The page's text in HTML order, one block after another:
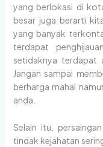
yang berlokasi di
besar juga berarti
yang banyak
terdapat
setidaknya terdapat
Jangan sampai
berharga mahal
anda.
Selain itu,
tindak kejahatan